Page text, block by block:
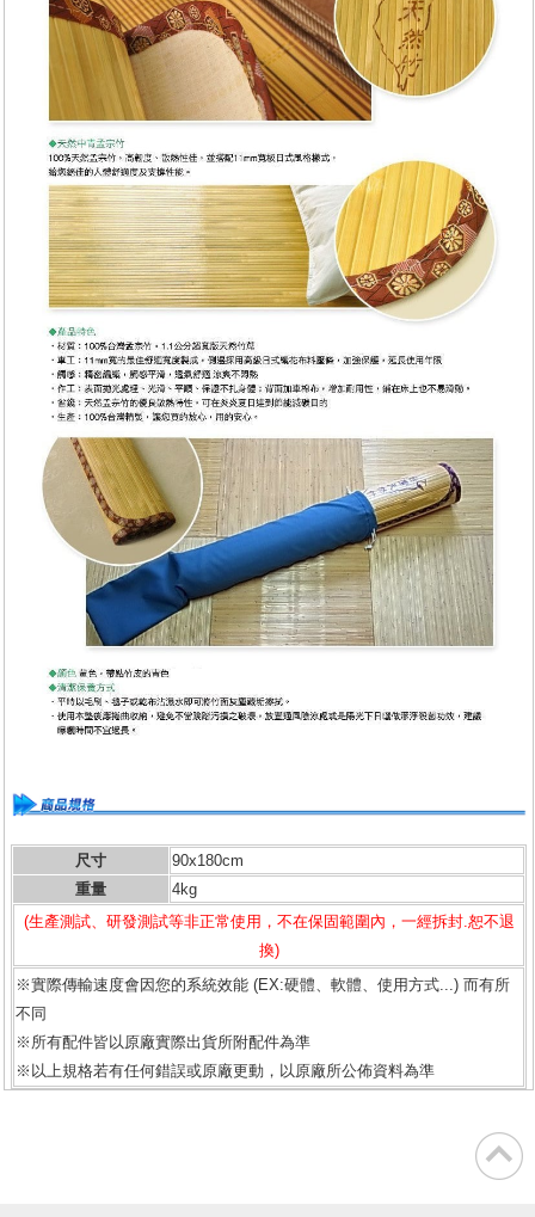
尺寸
90x180cm
重量
4kg
(生產測試、研發測試等非正常使用，不在保固範圍內，一經拆封.恕不退
換)
※實際傳輸速度會因您的系統效能 (EX:硬體、軟體、使用方式...) 而有所
不同
※所有配件皆以原廠實際出貨所附配件為準
※以上規格若有任何錯誤或原廠更動，以原廠所公佈資料為準